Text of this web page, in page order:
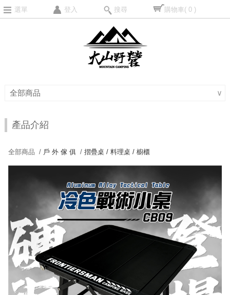
選單 登入 搜尋 購物車( 0 )
全部商品 ∨
產品介紹
全部商品 / 戶 外 傢 俱 /摺疊桌 / 料理桌 / 櫥櫃